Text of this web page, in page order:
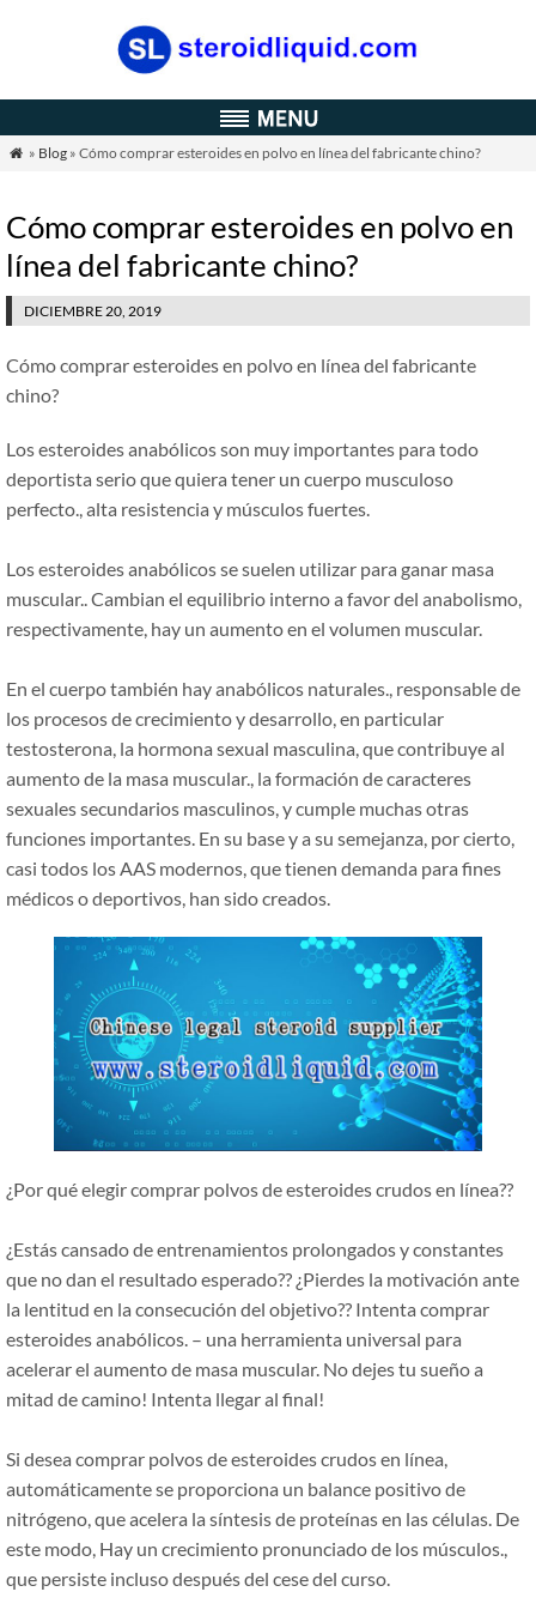
 » Blog» Cómo comprar esteroides en polvo en línea del fabricante chino?
Cómo comprar esteroides en polvo en
línea del fabricante chino?
DICIEMBRE 20, 2019
Cómo comprar esteroides en polvo en línea del fabricante
chino?
Los esteroides anabólicos son muy importantes para todo
deportista serio que quiera tener un cuerpo musculoso
perfecto., alta resistencia y músculos fuertes.
Los esteroides anabólicos se suelen utilizar para ganar masa
muscular.. Cambian el equilibrio interno a favor del anabolismo,
respectivamente, hay un aumento en el volumen muscular.
En el cuerpo también hay anabólicos naturales., responsable de
los procesos de crecimiento y desarrollo, en particular
testosterona, la hormona sexual masculina, que contribuye al
aumento de la masa muscular., la formación de caracteres
sexuales secundarios masculinos, y cumple muchas otras
funciones importantes. En su base y a su semejanza, por cierto,
casi todos los AAS modernos, que tienen demanda para fines
médicos o deportivos, han sido creados.
¿Por qué elegir comprar polvos de esteroides crudos en línea??
¿Estás cansado de entrenamientos prolongados y constantes
que no dan el resultado esperado?? ¿Pierdes la motivación ante
la lentitud en la consecución del objetivo?? Intenta comprar
esteroides anabólicos. – una herramienta universal para
acelerar el aumento de masa muscular. No dejes tu sueño a
mitad de camino! Intenta llegar al final!
Si desea comprar polvos de esteroides crudos en línea,
automáticamente se proporciona un balance positivo de
nitrógeno, que acelera la síntesis de proteínas en las células. De
este modo, Hay un crecimiento pronunciado de los músculos.,
que persiste incluso después del cese del curso.